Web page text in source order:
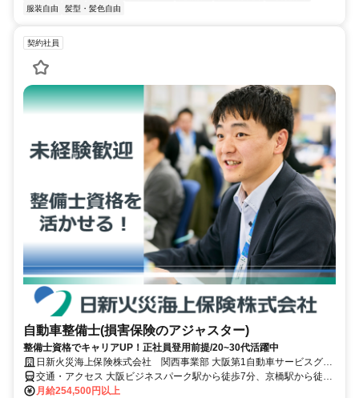
服装自由
髪型・髪色自由
契約社員
自動車整備士(損害保険のアジャスター)
整備士資格でキャリアUP！正社員登用前提/20~30代活躍中
日新火災海上保険株式会社 関西事業部 大阪第1自動車サービスグル
ープ
交通・アクセス 大阪ビジネスパーク駅から徒歩7分、京橋駅から徒歩
10分
月給254,500円以上